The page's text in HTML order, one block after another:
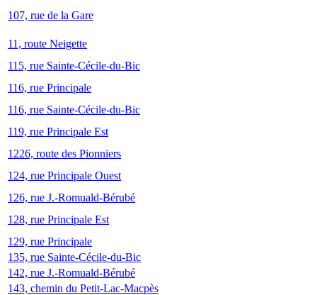
107, rue de la Gare
11, route Neigette
115, rue Sainte-Cécile-du-Bic
116, rue Principale
116, rue Sainte-Cécile-du-Bic
119, rue Principale Est
1226, route des Pionniers
124, rue Principale Ouest
126, rue J.-Romuald-Bérubé
128, rue Principale Est
129, rue Principale
135, rue Sainte-Cécile-du-Bic
142, rue J.-Romuald-Bérubé
143, chemin du Petit-Lac-Macpès